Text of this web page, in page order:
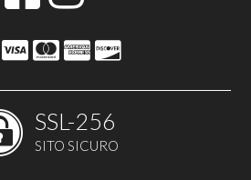
SSL-256
SITO SICURO